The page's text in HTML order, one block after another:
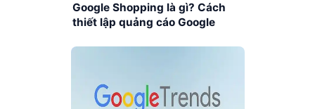
Google Shopping là gì? Cách
thiết lập quảng cáo Google